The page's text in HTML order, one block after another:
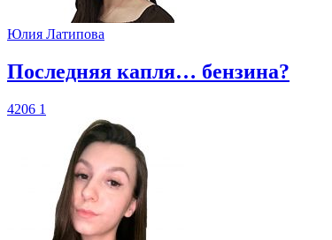
Юлия Латипова
​Последняя капля… бензина?
4206 1